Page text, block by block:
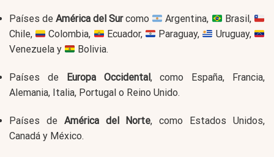
Países deAmérica del Surcomo Argentina,
Brasil,
Chile,
Colombia, Ecuador, Paraguay,
Uruguay,
Venezuela y
Bolivia.
Países de Europa Occidental, como España, Francia,
Alemania, Italia, Portugal o Reino Unido.
Países de América del Norte, como Estados Unidos,
Canadá y México.